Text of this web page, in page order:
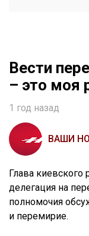
Вести
– это моя
1 год назад
ВАШИ
Глава киевского
делегация на
полномочия
и перемирие.